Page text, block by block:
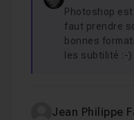
Pré-Requis :
Notions de prise de
compléter la formation
Photoshop est
faut prendre
bonnes
les subtilité :-
Jean Philippe